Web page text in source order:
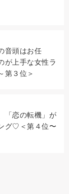
音頭はお任
が上手な女性ラ
第３位＞
「恋の転機」が
グ♡＜第４位〜